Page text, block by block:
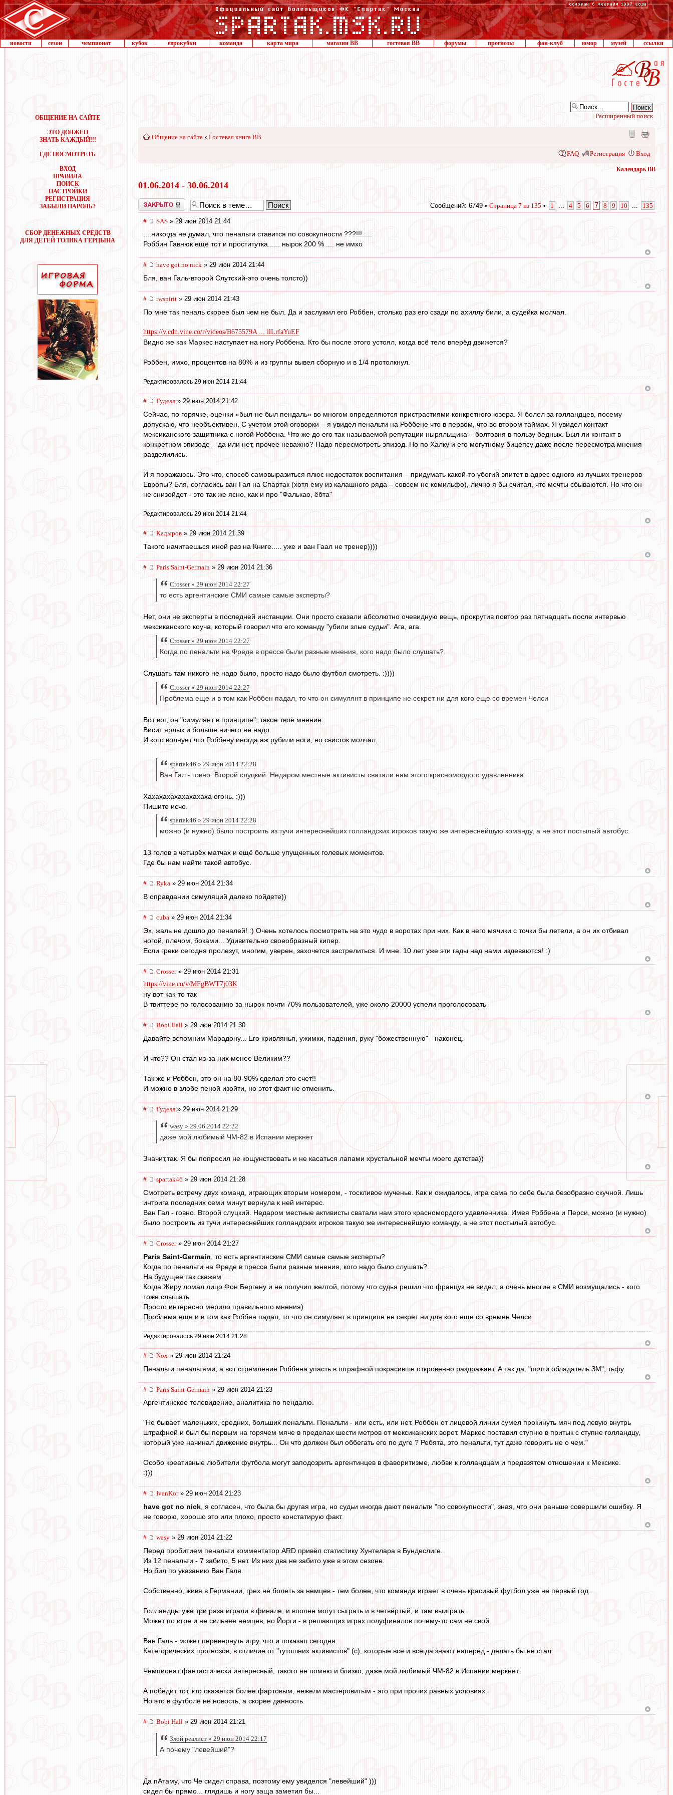
новости сезон чемпионат кубок еврокубки команда карта мира магазин ВВ гостевая ВВ форумы прогнозы фан-клуб юмор музей ссылки
ОБЩЕНИЕ НА САЙТЕ
ЭТО ДОЛЖЕН
ЗНАТЬ КАЖДЫЙ!!!
ГДЕ ПОСМОТРЕТЬ
ВХОД
ПРАВИЛА
ПОИСК
НАСТРОЙКИ
РЕГИСТРАЦИЯ
ЗАБЫЛИ ПАРОЛЬ?
СБОР ДЕНЕЖНЫХ СРЕДСТВ
ДЛЯ ДЕТЕЙ ТОЛИКА ГЕРЦЫНА
Расширенный поиск
Общение на сайте ‹ Гостевая книга ВВ
FAQ Регистрация Вход
Календарь ВВ
01.06.2014 - 30.06.2014
Закрыто Сообщений: 6749 • Страница 7 из 135 • 1 4 5 6 7 8 9 10 135
# SAS » 29 июн 2014 21:44
....никогда не думал, что пенальти ставится по совокупности ???!!!.....
Роббин Гавнюк ещё тот и проститутка...... нырок 200 % .... не имхо
# have got no nick » 29 июн 2014 21:44
Бля, ван Галь-второй Слутский-это очень толсто))
# rwspirit » 29 июн 2014 21:43
По мне так пеналь скорее был чем не был. Да и заслужил его Роббен, столько раз его сзади по ахиллу били, а судейка молчал.
https://v.cdn.vine.co/r/videos/B675579A ... ilLrfaYuEF
Видно же как Маркес наступает на ногу Роббена. Кто бы после этого устоял, когда всё тело вперёд движется?
Роббен, имхо, процентов на 80% и из группы вывел сборную и в 1/4 протолкнул.
Редактировалось 29 июн 2014 21:44
# Гуделл » 29 июн 2014 21:42
Сейчас, по горячке, оценки «был-не был пендаль» во многом определяются пристрастиями конкретного юзера. Я болел за голландцев, посему
допускаю, что необъективен. С учетом этой оговорки – я увидел пенальти на Роббене что в первом, что во втором таймах. Я увидел контакт
мексиканского защитника с ногой Роббена. Что же до его так называемой репутации ныряльщика – болтовня в пользу бедных. Был ли контакт в
конкретном эпизоде – да или нет, прочее неважно? Надо пересмотреть эпизод. Но по Халку и его могутному бицепсу даже после пересмотра мнения
разделились.
И я поражаюсь. Это что, способ самовыразиться плюс недостаток воспитания – придумать какой-то убогий эпитет в адрес одного из лучших тренеров
Европы? Бля, согласись ван Гал на Спартак (хотя ему из калашного ряда – совсем не комильфо), лично я бы считал, что мечты сбываются. Но что он
не снизойдет - это так же ясно, как и про "Фалькао, ёбта"
Редактировалось 29 июн 2014 21:44
# Кадыров » 29 июн 2014 21:39
Такого начитаешься иной раз на Книге..... уже и ван Гаал не тренер))))
# Paris Saint-Germain » 29 июн 2014 21:36
Crosser » 29 июн 2014 22:27
то есть аргентинские СМИ самые самые эксперты?
Нет, они не эксперты в последней инстанции. Они просто сказали абсолютно очевидную вещь, прокрутив повтор раз пятнадцать после интервью
мексиканского коуча, который говорил что его команду "убили злые судьи". Ага, ага.
Crosser » 29 июн 2014 22:27
Когда по пенальти на Фреде в прессе были разные мнения, кого надо было слушать?
Слушать там никого не надо было, просто надо было футбол смотреть. :))))
Crosser » 29 июн 2014 22:27
Проблема еще и в том как Роббен падал, то что он симулянт в принципе не секрет ни для кого еще со времен Челси
Вот вот, он "симулянт в принципе", такое твоё мнение.
Висит ярлык и больше ничего не надо.
И кого волнует что Роббену иногда аж рубили ноги, но свисток молчал.
spartak46 » 29 июн 2014 22:28
Ван Гал - говно. Второй слуцкий. Недаром местные активисты сватали нам этого красномордого удавленника.
Хахахахахахахахаха огонь. :)))
Пишите исчо.
spartak46 » 29 июн 2014 22:28
можно (и нужно) было построить из тучи интереснейших голландских игроков такую же интереснейшую команду, а не этот постылый автобус.
13 голов в четырёх матчах и ещё больше упущенных голевых моментов.
Где бы нам найти такой автобус.
# Ryka » 29 июн 2014 21:34
В оправдании симуляций далеко пойдете))
# cuba » 29 июн 2014 21:34
Эх, жаль не дошло до пеналей! :) Очень хотелось посмотреть на это чудо в воротах при них. Как в него мячики с точки бы летели, а он их отбивал
ногой, плечом, боками... Удивительно своеобразный кипер.
Если греки сегодня пролезут, многим, уверен, захочется застрелиться. И мне. 10 лет уже эти гады над нами издеваются! :)
# Crosser» 29 июн 2014 21:31
https://vine.co/v/MFgBWT7j03K
ну вот как-то так
В твиттере по голосованию за нырок почти 70% пользователей, уже около 20000 успели проголосовать
# Bobi Hall » 29 июн 2014 21:30
Давайте вспомним Марадону... Его кривлянья, ужимки, падения, руку "божественную" - наконец.
И что?? Он стал из-за них менее Великим??
Так же и Роббен, это он на 80-90% сделал это счет!!
И можно в злобе пеной изойти, но этот факт не отменить.
# Гуделл » 29 июн 2014 21:29
wasy » 29.06.2014 22:22
даже мой любимый ЧМ-82 в Испании меркнет
Значит,так. Я бы попросил не кощунствовать и не касаться лапами хрустальной мечты моего детства))
# spartak46 » 29 июн 2014 21:28
Смотреть встречу двух команд, играющих вторым номером, - тоскливое мученье. Как и ожидалось, игра сама по себе была безобразно скучной. Лишь
интрига последних семи минут вернула к ней интерес.
Ван Гал - говно. Второй слуцкий. Недаром местные активисты сватали нам этого красномордого удавленника. Имея Роббена и Перси, можно (и нужно)
было построить из тучи интереснейших голландских игроков такую же интереснейшую команду, а не этот постылый автобус.
# Crosser» 29 июн 2014 21:27
Paris Saint-Germain , то есть аргентинские СМИ самые самые эксперты?
Когда по пенальти на Фреде в прессе были разные мнения, кого надо было слушать?
На будущее так скажем
Когда Жиру ломал лицо Фон Бергену и не получил желтой, потому что судья решил что француз не видел, а очень многие в СМИ возмущались - кого
тоже слышать
Просто интересно мерило правильного мнения)
Проблема еще и в том как Роббен падал, то что он симулянт в принципе не секрет ни для кого еще со времен Челси
Редактировалось 29 июн 2014 21:28
# Nox » 29 июн 2014 21:24
Пенальти пенальтями, а вот стремление Роббена упасть в штрафной покрасивше откровенно раздражает. А так да, "почти обладатель ЗМ", тьфу.
# Paris Saint-Germain » 29 июн 2014 21:23
Аргентинское телевидение, аналитика по пендалю.
"Не бывает маленьких, средних, больших пенальти. Пенальти - или есть, или нет. Роббен от лицевой линии сумел прокинуть мяч под левую внутрь
штрафной и был бы первым на горячем мяче в пределах шести метров от мексиканских ворот. Маркес поставил ступню в притык с ступне голландцу,
который уже начинал движение внутрь... Он что должен был оббегать его по дуге ? Ребята, это пенальти, тут даже говорить не о чем."
Особо креативные любители футбола могут заподозрить аргентинцев в фаворитизме, любви к голландцам и предвзятом отношении к Мексике.
:)))
# IvanKor» 29 июн 2014 21:23
have got no nick , я согласен, что была бы другая игра, но судьи иногда дают пенальти "по совокупности", зная, что они раньше совершили ошибку. Я
не говорю, хорошо это или плохо, просто констатирую факт.
# wasy » 29 июн 2014 21:22
Перед пробитием пенальти комментатор ARD привёл статистику Хунтелара в Бундеслиге.
Из 12 пенальти - 7 забито, 5 нет. Из них два не забито уже в этом сезоне.
Но бил по указанию Ван Галя.
Собственно, живя в Германии, грех не болеть за немцев - тем более, что команда играет в очень красивый футбол уже не первый год.
Голландцы уже три раза играли в финале, и вполне могут сыграть и в четвёртый, и там выиграть.
Может по игре и не сильнее немцев, но Йорги - в решающих играх полуфиналов почему-то сам не свой.
Ван Галь - может перевернуть игру, что и показал сегодня.
Категорических прогнозов, в отличие от "тутошних активистов" (с), которые всё и всегда знают наперёд - делать бы не стал.
Чемпионат фантастически интересный, такого не помню и близко, даже мой любимый ЧМ-82 в Испании меркнет.
А победит тот, кто окажется более фартовым, нежели мастеровитым - это при прочих равных условиях.
Но это в футболе не новость, а скорее данность.
# Bobi Hall » 29 июн 2014 21:21
Злой реалист » 29 июн 2014 22:17
А почему "левейший"?
Да пАтаму, что Че сидел справа, поэтому ему увиделся "левейший" )))
сидел бы прямо... глядишь и ногу заща заметил бы...